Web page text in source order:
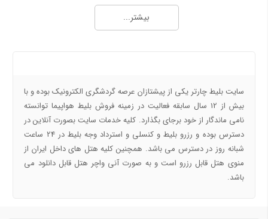
چارتر چیست و به کدام بلیط چارتر می گویند
همه چیزهایی که درباره بلیط چارتر باید بدانید
بلیط هواپیما یا تیکت هواپیما چیست و چند نوع است؟
نحوه قیمت گذاری بلیط هواپیما چگونه است؟
مجله خبری بلیط چارتر 3
بلیط هواپیما دقیقه 90 و چگونه خرید بلیط هواپیما دقیقه نود کیش و مشهد
بیشتر...
سایت بلیط چارتر یکی از پیشتازان عرصه گردشگری الکترونیک بوده و با
بیش از 12 سال سابقه فعالیت در زمینه فروش بلیط هواپیما توانسته
نامی ماندگار از خود برجای بگذارد. کلیه خدمات سایت بصورت آنلاین در
دسترس بوده و رزرو بلیط و کنسلی و استرداد وجه بلیط در 24 ساعت
شبانه روز در دسترس می باشد. همچنین کلیه هتل های داخل ایران از
منوی هتل قابل رزرو است و به صورت آنی واچر هتل قابل دانلود می
باشد.